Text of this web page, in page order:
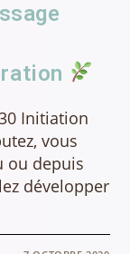
Initiation
vous
ou depuis
développer